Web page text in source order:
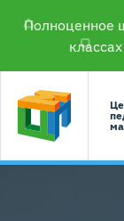
Полноценное